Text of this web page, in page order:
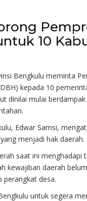
10
Bengkulu meminta
kepada 10
dinilai mulai
Edwar Samsi,
menjadi hak daerah.
saat ini
kewajiban daerah
perangkat desa.
untuk segera